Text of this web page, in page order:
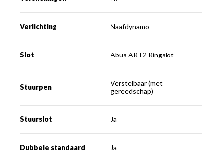
Verlichting Naafdynamo
Slot Abus ART2 Ringslot
Stuurpen
Verstelbaar (met
gereedschap)
Stuurslot Ja
Dubbele standaard Ja